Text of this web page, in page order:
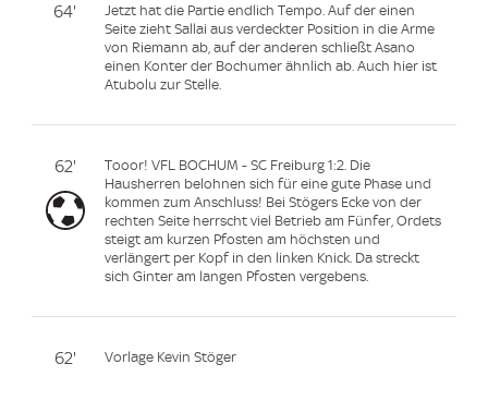
64'
Jetzt hat die Partie endlich Tempo. Auf der einen
Seite zieht Sallai aus verdeckter Position in die Arme
von Riemann ab, auf der anderen schließt Asano
einen Konter der Bochumer ähnlich ab. Auch hier ist
Atubolu zur Stelle.
62'
Tooor! VFL BOCHUM - SC Freiburg 1:2. Die
Hausherren belohnen sich für eine gute Phase und
kommen zum Anschluss! Bei Stögers Ecke von der
rechten Seite herrscht viel Betrieb am Fünfer, Ordets
steigt am kurzen Pfosten am höchsten und
verlängert per Kopf in den linken Knick. Da streckt
sich Ginter am langen Pfosten vergebens.
62' Vorlage Kevin Stöger